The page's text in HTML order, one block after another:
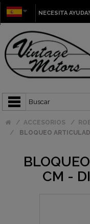
NECESITA AYUDA?
ACCESORIOS
BLOQUEO
CM -